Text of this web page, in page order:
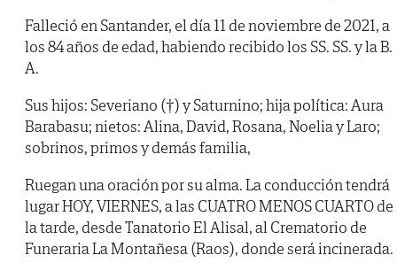
Falleció en Santander, el día 11 de noviembre de 2021, a
los 84 años de edad, habiendo recibido los SS. SS. y la B.
A.
Sus hijos: Severiano (†) y Saturnino; hija política: Aura
Barabasu; nietos: Alina, David, Rosana, Noelia y Laro;
sobrinos, primos y demás familia,
Ruegan una oración por su alma. La conducción tendrá
lugar HOY, VIERNES, a las CUATRO MENOS CUARTO de
la tarde, desde Tanatorio El Alisal, al Crematorio de
Funeraria La Montañesa (Raos), donde será incinerada.